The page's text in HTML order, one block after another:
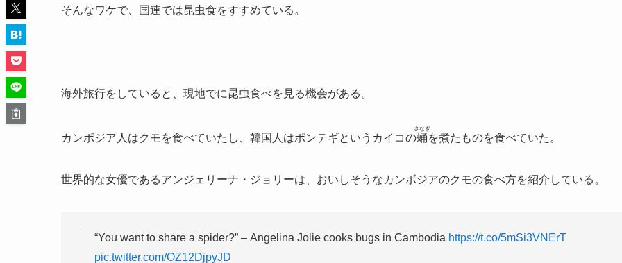
そんなワケで、国連では昆虫食をすすめている。
海外旅行をしていると、現地でに昆虫食べを見る機会がある。
カンボジア人はクモを食べていたし、韓国人はポンテギというカイコの蛹
さなぎ
を煮たものを食べていた。
世界的な女優であるアンジェリーナ・ジョリーは、おいしそうなカンボジアのクモの食べ方を紹介している。
“You want to share a spider?” – Angelina Jolie cooks bugs in Cambodia https://t.co/5mSi3VNErT
pic.twitter.com/OZ12DjpyJD